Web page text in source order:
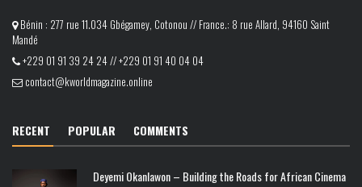
Bénin : 277 rue 11.034 Gbégamey, Cotonou // France.: 8 rue Allard, 94160 Saint
Mandé
+229 01 91 39 24 24 // +229 01 91 40 04 04
contact@kworldmagazine.online
RECENT POPULAR COMMENTS
Deyemi Okanlawon – Building the Roads for African Cinema